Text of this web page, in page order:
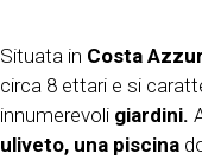
Situata in Costa
circa 8 ettari e si
innumerevoli giardini.
uliveto, una piscina